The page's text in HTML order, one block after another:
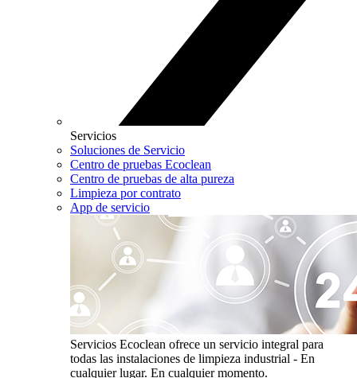
Servicios
Soluciones de Servicio
Centro de pruebas Ecoclean
Centro de pruebas de alta pureza
Limpieza por contrato
App de servicio
Servicios Ecoclean ofrece un servicio integral para
todas las instalaciones de limpieza industrial - En
cualquier lugar. En cualquier momento.